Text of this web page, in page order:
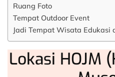
Ruang Foto
Tempat Outdoor Event
Jadi Tempat Wisata Edukasi
Lokasi HOJM